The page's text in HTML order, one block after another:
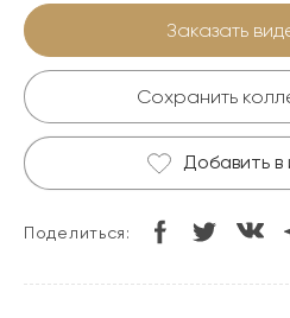
Заказать
Сохранить
Добавить в
Поделиться: